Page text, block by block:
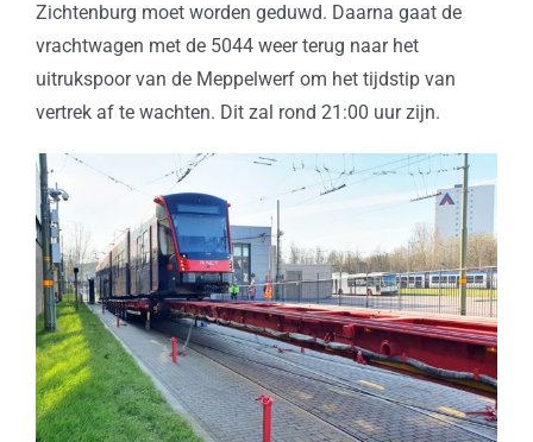
Zichtenburg moet worden geduwd. Daarna gaat de
vrachtwagen met de 5044 weer terug naar het
uitrukspoor van de Meppelwerf om het tijdstip van
vertrek af te wachten. Dit zal rond 21:00 uur zijn.